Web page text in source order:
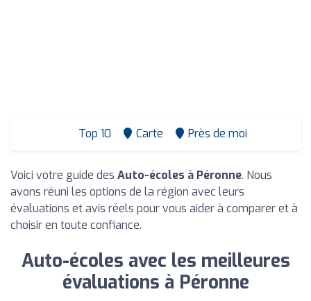
Top 10 Carte Près de moi
Voici votre guide des Auto-écoles à Péronne. Nous
avons réuni les options de la région avec leurs
évaluations et avis réels pour vous aider à comparer et à
choisir en toute confiance.
Auto-écoles avec les meilleures
évaluations à Péronne